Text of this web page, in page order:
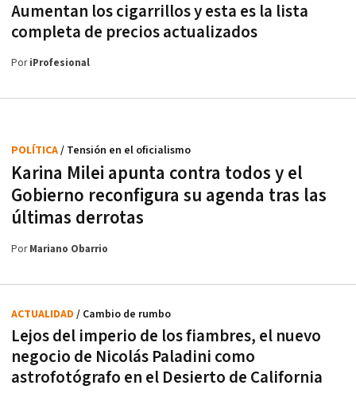
Aumentan los cigarrillos y esta es la lista
completa de precios actualizados
PoriProfesional
Karina Milei apunta contra todos y el
Gobierno reconfigura su agenda tras las
últimas derrotas
POLÍTICA/ Tensión en el oficialismo
PorMariano Obarrio
Lejos del imperio de los fiambres, el nuevo
negocio de Nicolás Paladini como
astrofotógrafo en el Desierto de California
ACTUALIDAD / Cambio de rumbo